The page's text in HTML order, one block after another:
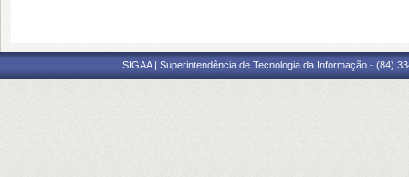
SIGAA | Superintendência de Tecnologia da Informação - (84)